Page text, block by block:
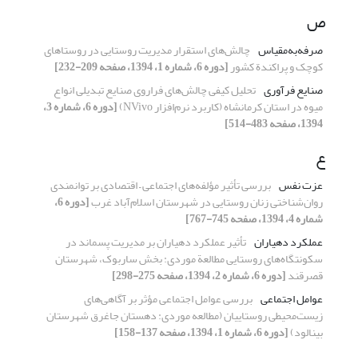
ص
صرفه‌به‌مقیاس چالش‌های استقرار مدیریت روستایی در روستاهای
کوچک و پراکندة کشور[دوره 6، شماره 1، 1394، صفحه 209-232]
صنایع فرآوری تحلیل کیفی چالش‌های فراروی صنایع تبدیلی انواع
میوه در استان کرمانشاه (کاربرد نرم‌افزار NVivo) [دوره 6، شماره 3،
1394، صفحه 483-514]
ع
عزت نفس بررسی تأثیر مؤلفه‌های اجتماعی – اقتصادی بر توانمندی
روان‌شناختی زنان روستایی در شهرستان اسلام‌آباد غرب [دوره 6،
شماره 4، 1394، صفحه 745-767]
عملکرد دهیاران تأثیر عملکرد دهیاران بر مدیریت پسماند در
سکونتگاه‌های روستایی مطالعة موردی: بخش ساربوک، شهرستان
قصرقند[دوره 6، شماره 2، 1394، صفحه 275-298]
عوامل اجتماعی بررسی عوامل اجتماعی مؤثر بر آگاهی‌های
زیست‌محیطی روستاییان (مطالعه موردی: دهستان جاغرق شهرستان
بینالود)[دوره 6، شماره 1، 1394، صفحه 137-158]